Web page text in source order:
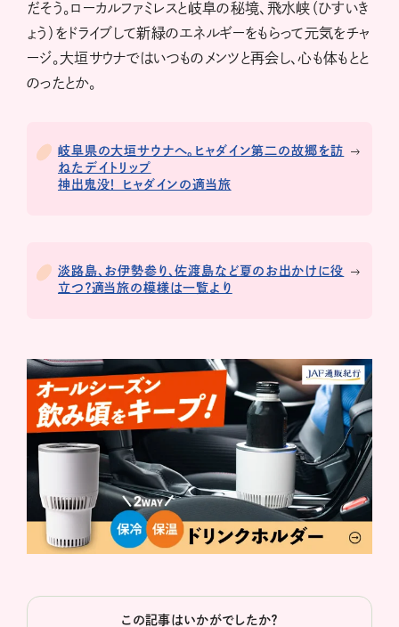
だそう。ローカルファミレスと岐阜の秘境、飛水峡（ひすいき
ょう）をドライブして新緑のエネルギーをもらって元気をチャ
ージ。大垣サウナではいつものメンツと再会し、心も体もとと
のったとか。
岐阜県の大垣サウナへ。ヒャダイン第二の故郷を訪
ねたデイトリップ
神出鬼没！ ヒャダインの適当旅
淡路島、お伊勢参り、佐渡島など夏のお出かけに役
立つ？適当旅の模様は一覧より
この記事はいかがでしたか？